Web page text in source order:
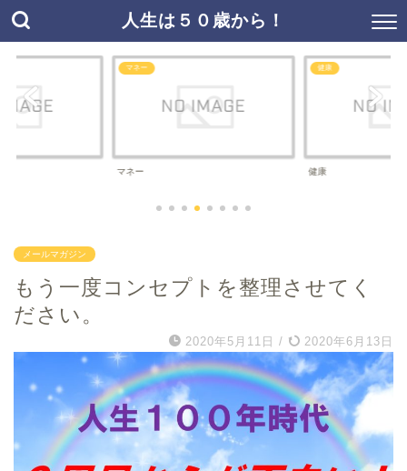
人生は５０歳から！
マネー
マネー
健康
健康
メールマガジン
もう一度コンセプトを整理させてく
ださい。
2020年5月11日 / 2020年6月13日